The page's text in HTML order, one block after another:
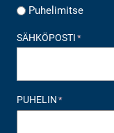
Puhelimitse
SÄHKÖPOSTI *
PUHELIN *